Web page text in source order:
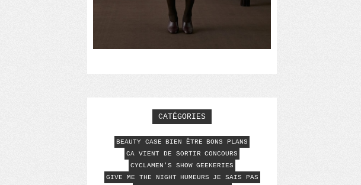
CATÉGORIES
BEAUTY CASE BIEN ÊTRE BONS PLANS
CA VIENT DE SORTIR CONCOURS
CYCLAMEN'S SHOW GEEKERIES
GIVE ME THE NIGHT HUMEURS
JE SAIS PAS